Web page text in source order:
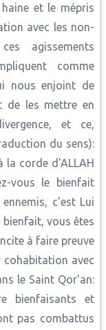
et le mépris
avec les non-
agissements
comme
nous enjoint de
de les mettre en
et ce,
du sens):
la corde d'ALLAH
vous le bienfait
c'est Lui
vous êtes
à faire preuve
cohabitation avec
le Saint Qor'an:
bienfaisants et
pas combattus